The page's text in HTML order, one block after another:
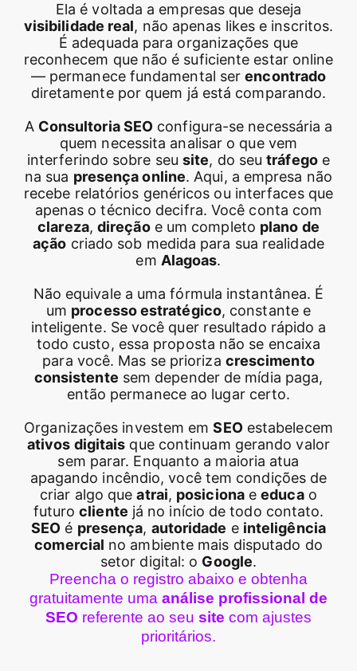
Ela é voltada a empresas que deseja
visibilidade real, não apenas likes e inscritos.
É adequada para organizações que
reconhecem que não é suficiente estar online
— permanece fundamental serencontrado
diretamente por quem já está comparando.
A Consultoria SEO configura-se necessária a
quem necessita analisar o que vem
interferindo sobre seusite, do seutráfegoe
na sua presença online. Aqui, a empresa não
recebe relatórios genéricos ou interfaces que
apenas o técnico decifra. Você conta com
clareza,direçãoe um completo plano de
ação criado sob medida para sua realidade
em Alagoas.
Não equivale a uma fórmula instantânea. É
um processo estratégico, constante e
inteligente. Se você quer resultado rápido a
todo custo, essa proposta não se encaixa
para você. Mas se prioriza crescimento
consistente sem depender de mídia paga,
então permanece ao lugar certo.
Organizações investem emSEOestabelecem
ativos digitais que continuam gerando valor
sem parar. Enquanto a maioria atua
apagando incêndio, você tem condições de
criar algo queatrai, posicionaeeducao
futurocliente já no início de todo contato.
SEO é presença, autoridade e inteligência
comercial no ambiente mais disputado do
setor digital: o Google.
Preencha o registro abaixo e obtenha
gratuitamente uma análise profissional de
SEO referente ao seu site com ajustes
prioritários.